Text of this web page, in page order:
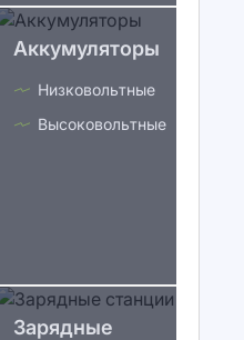
Аккумуляторы
Низковольтные
Высоковольтные
Зарядные